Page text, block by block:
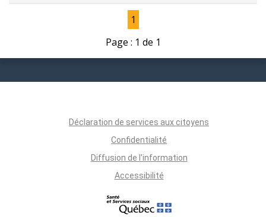
1
Page : 1 de 1
Déclaration de services aux citoyens
Confidentialité
Diffusion de l'information
Accessibilité